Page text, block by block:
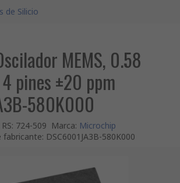
de Silicio
MEMS, 0.58
4 pines ±20 ppm
580K000
: 724-509 Marca: Microchip
fabricante: DSC6001JA3B-580K000